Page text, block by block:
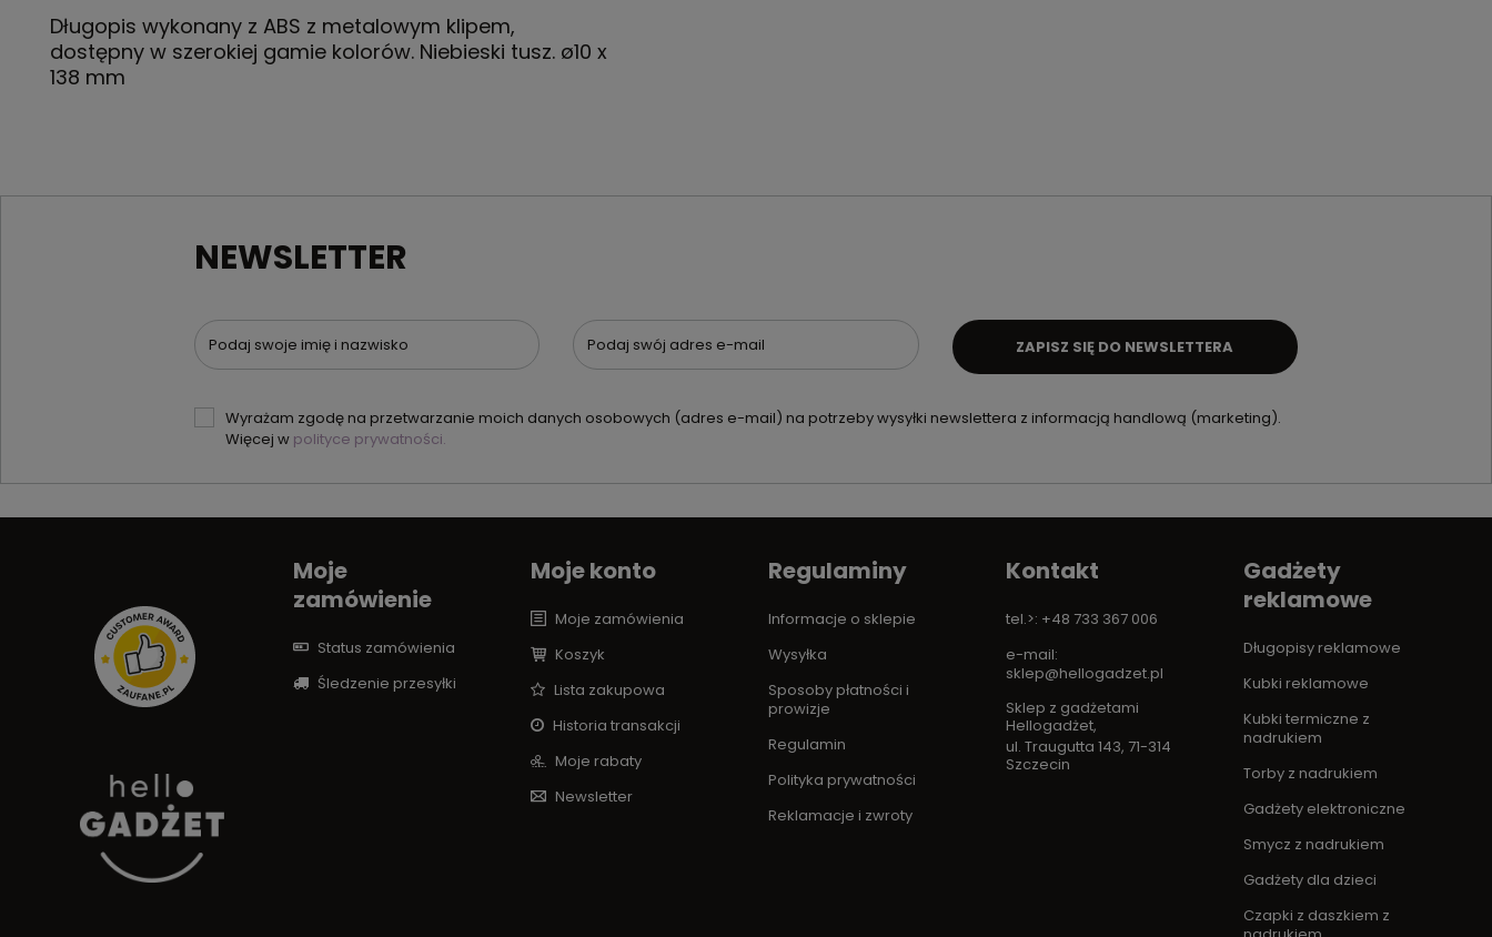
Długopis wykonany z ABS z metalowym klipem,
dostępny w szerokiej gamie kolorów. Niebieski tusz. ø10 x
138 mm
NEWSLETTER
Podaj swoje imię i nazwisko Podaj swój adres e-mail
Wyrażam zgodę na przetwarzanie moich danych osobowych (adres e-mail) na potrzeby wysyłki newslettera z informacją handlową (marketing).
Więcej w polityce prywatności.
ZAPISZ SIĘ DO NEWSLETTERA
Moje
zamówienie
Status zamówienia
Śledzenie przesyłki
Moje konto
Moje zamówienia
Koszyk
Lista zakupowa
Historia transakcji
Moje rabaty
Newsletter
Regulaminy
Informacje o sklepie
Wysyłka
Sposoby płatności i
prowizje
Regulamin
Polityka prywatności
Reklamacje i zwroty
Kontakt
tel.>: +48 733 367 006
e-mail:
sklep@hellogadzet.pl
Sklep z gadżetami
Hellogadżet,
ul. Traugutta 143, 71-314
Szczecin
Gadżety
reklamowe
Długopisy reklamowe
Kubki reklamowe
Kubki termiczne z
nadrukiem
Torby z nadrukiem
Gadżety elektroniczne
Smycz z nadrukiem
Gadżety dla dzieci
Czapki z daszkiem z